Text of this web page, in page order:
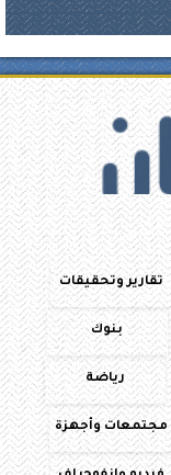
تقارير وتحقيقات
بنوك
رياضة
مجتمعات وأجهزة